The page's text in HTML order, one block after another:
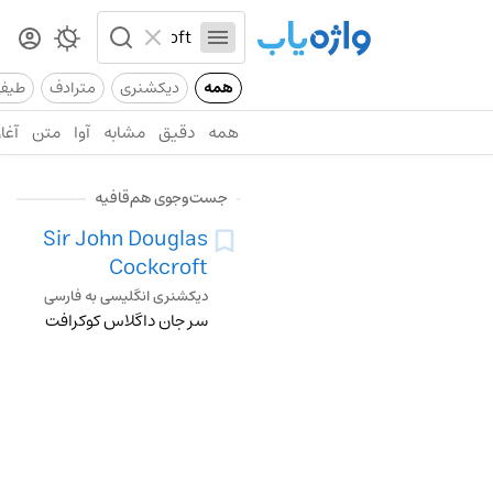
همه دیکشنری مترادف
همه دقیق مشابه آوا متن
جست‌وجوی هم‌قافیه
Sir John Douglas
Cockcroft
دیکشنری انگلیسی به فارسی
سر جان داگلاس کوکرافت